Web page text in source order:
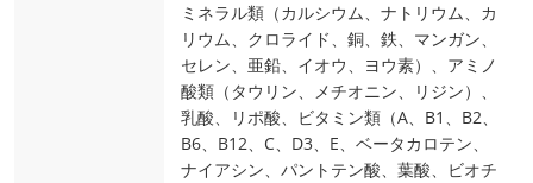
ミネラル類（カルシウム、ナトリウム、カ
リウム、クロライド、銅、鉄、マンガン、
セレン、亜鉛、イオウ、ヨウ素）、アミノ
酸類（タウリン、メチオニン、リジン）、
乳酸、リポ酸、ビタミン類（A、B1、B2、
B6、B12、C、D3、E、ベータカロテン、
ナイアシン、パントテン酸、葉酸、ビオチ